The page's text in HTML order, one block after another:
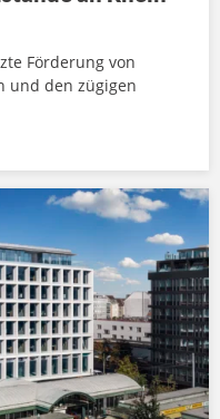
Förderung von
und den zügigen